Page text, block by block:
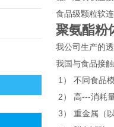
食品级颗粒软
聚氨酯粉
我公司生产的
我国与食品接
1） 不同食品
2） 高---消耗
3） 重金属（